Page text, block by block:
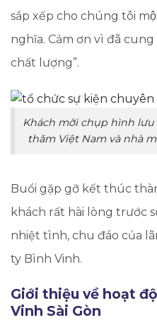
sắp xếp cho chúng tôi
nghĩa. Cảm ơn vì đã
chất lượng”.
Khách mời chụp hình
thăm Việt Nam và nhà
Buổi gặp gỡ kết thúc
khách rất hài lòng trước
nhiệt tình, chu đáo của
ty Bình Vinh.
Giới thiệu về hoạt
Vinh Sài Gòn